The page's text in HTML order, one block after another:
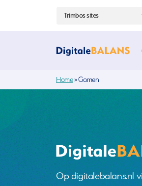
Trimbos sites
Home»Gamen
Op digitalebalans.nl